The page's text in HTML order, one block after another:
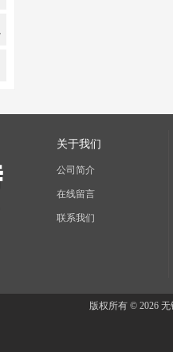
关于我们
公司简介
在线留言
联系我们
版权所有 © 2026